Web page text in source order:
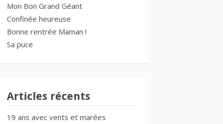
Mon Bon Grand Géant
Confinée heureuse
Bonne rentrée Maman !
Sa puce
Articles récents
19 ans avec vents et marées